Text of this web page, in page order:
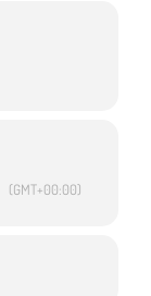
(GMT+00:00)